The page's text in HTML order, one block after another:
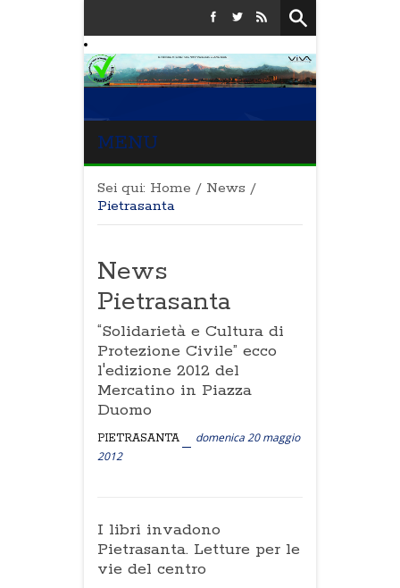
MENU
Sei qui: Home / News /
Pietrasanta
News
Pietrasanta
“Solidarietà e Cultura di
Protezione Civile” ecco
l'edizione 2012 del
Mercatino in Piazza
Duomo
PIETRASANTA
domenica 20 maggio
2012
I libri invadono
Pietrasanta. Letture per le
vie del centro